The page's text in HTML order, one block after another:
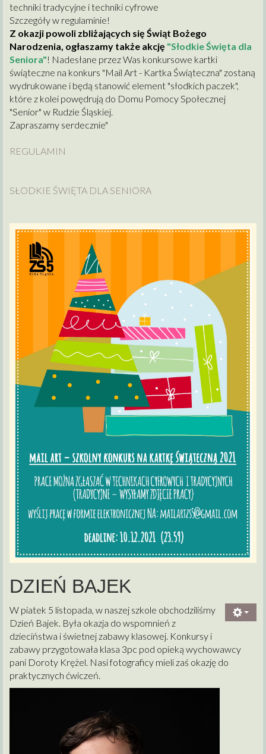
techniki tradycyjne i techniki cyfrowe
Szczegóły w regulaminie!
Z okazji powoli zbliżających się Świąt Bożego
Narodzenia, ogłaszamy także akcję "Słodkie Święta dla
Seniora"! Nadesłane przez Was konkursowe kartki
świąteczne na konkurs "Mail Art - Kartka Świąteczna" zostaną
wydrukowane i będą stanowić element "słodkich paczek",
które z kolei powędrują do Domu Pomocy Społecznej
"Senior" w Rudzie Śląskiej.
Zapraszamy serdecznie"
REGULAMIN
SŁODKIE ŚWIĘTA DLA SENIORA
DZIEŃ BAJEK
W piatek 5 listopada, w naszej szkole obchodziliśmy
Dzień Bajek. Była okazja do wspomnień z
dzieciństwa i świetnej zabawy klasowej. Konkursy i
zabawy przygotowała klasa 3pc pod opieką wychowawcy
pani Doroty Krężel. Nasi fotograficy mieli zaś okazję do
praktycznych ćwiczeń.